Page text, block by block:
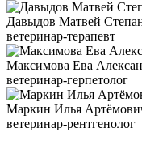
Давыдов Матвей
ветеринар-терапевт
Максимова Ева
ветеринар-герпетолог
Маркин Илья
ветеринар-рентгенолог